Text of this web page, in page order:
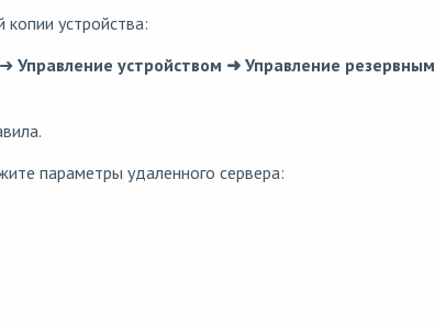
устройства:
➜ Управление устройством ➜ Управление резервным
параметры удаленного сервера: